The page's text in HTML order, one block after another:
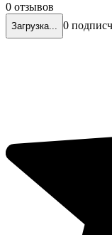
0 отзывов
Загрузка... 0